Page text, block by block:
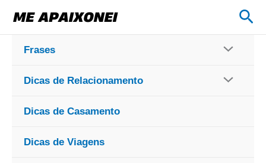
para
conteúdo
Frases
Dicas de Relacionamento
Dicas de Casamento
Dicas de Viagens